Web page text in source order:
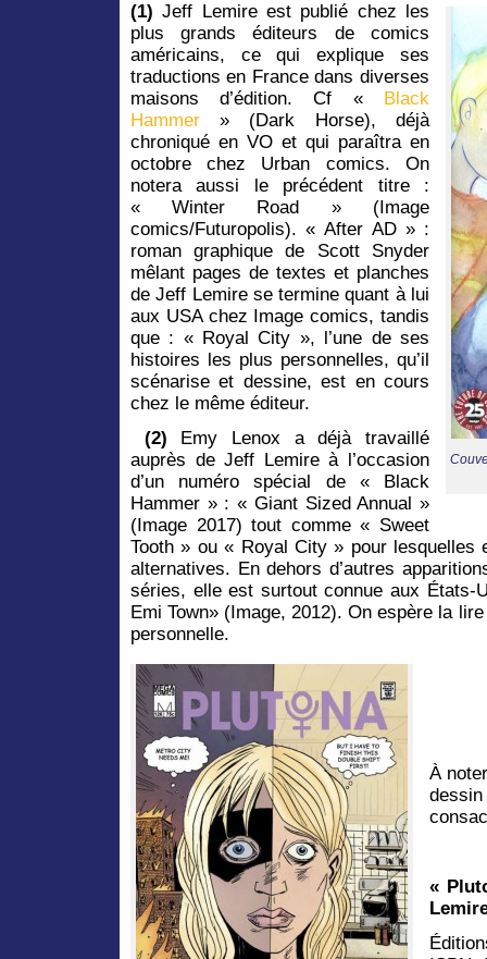
(1) Jeff Lemire est publié chez les
plus grands éditeurs de comics
américains, ce qui explique ses
traductions en France dans diverses
maisons d’édition. Cf « Black
Hammer » (Dark Horse), déjà
chroniqué en VO et qui paraîtra en
octobre chez Urban comics. On
notera aussi le précédent titre :
« Winter Road » (Image
comics/Futuropolis). « After AD » :
roman graphique de Scott Snyder
mêlant pages de textes et planches
de Jeff Lemire se termine quant à lui
aux USA chez Image comics, tandis
que : « Royal City », l’une de ses
histoires les plus personnelles, qu’il
scénarise et dessine, est en cours
chez le même éditeur.
(2) Emy Lenox a déjà travaillé
auprès de Jeff Lemire à l’occasion
d’un numéro spécial de « Black
Hammer » : « Giant Sized Annual »
(Image 2017) tout comme « Sweet
Tooth » ou « Royal City » pour lesquelles
alternatives. En dehors d’autres
séries, elle est surtout connue aux
Emi Town» (Image, 2012). On espère la
personnelle.
À
«